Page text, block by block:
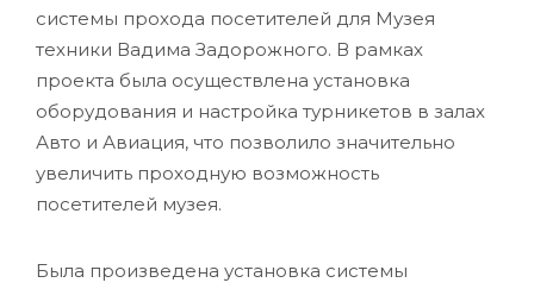
системы прохода посетителей для Музея
техники Вадима Задорожного. В рамках
проекта была осуществлена установка
оборудования и настройка турникетов в залах
Авто и Авиация, что позволило значительно
увеличить проходную возможность
посетителей музея.
Была произведена установка системы